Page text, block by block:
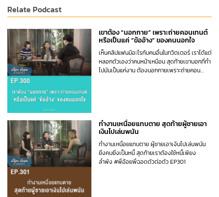
Relate Podcast
เขาต้อง “นอกกาย” เพราะถ่ายคอนเทนต์
หรือเป็นแค่ “ข้ออ้าง” ของคนนอกใจ
เห็นคลิปแฟนมีอะไรกับคนอื่นในทวิตเตอร์ เราได้แต่
หลอกตัวเองว่าคนหน้าเหมือน สุดท้ายเขาบอกที่ทำ
ไปมันเป็นแค่งาน ต้องนอกกายเพราะถ่ายคอน
ทำงานเหนื่อยแทบตาย สุดท้ายผู้ชายเอา
เงินไปเล่นพนัน
ทำงานเหนื่อยแทบตาย ผู้ชายเอาเงินไปเล่นพนัน
ยิ่งคบยิ่งเป็นหนี้ สุดท้ายเราต้องใช้หนี้เพียง
ลำพัง #พี่อ้อยพี่ฉอดตัวต่อตัว EP301